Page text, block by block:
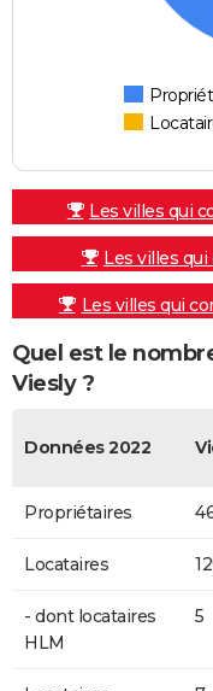
Les villes qui
Les villes
Les villes qui
Quel est le
Viesly ?
Données 2022
Propriétaires
Locataires
- dont locataires
HLM
5